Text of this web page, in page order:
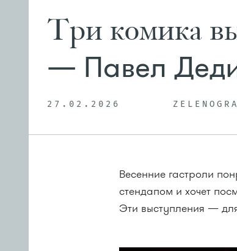
Три комика
— Павел
27.02.2026
Весенние гастроли
стендапом и хочет
Эти выступления —